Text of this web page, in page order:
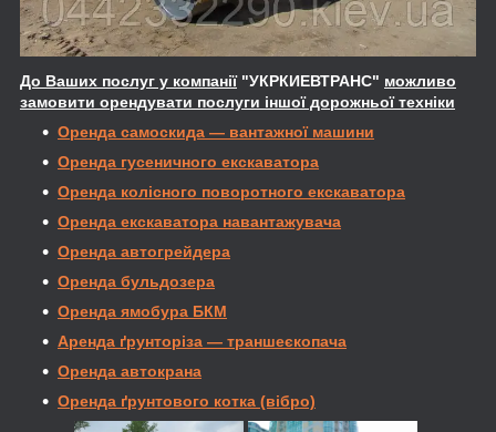
До Ваших послуг у компанії"УКРКИЕВТРАНС" можливо
замовити орендувати послуги іншої дорожньої техніки
Оренда самоскида — вантажної машини
Оренда гусеничного екскаватора
Оренда колісного поворотного екскаватора
Оренда екскаватора навантажувача
Оренда автогрейдера
Оренда бульдозера
Оренда ямобура БКМ
Аренда ґрунторіза — траншеєкопача
Оренда автокрана
Оренда ґрунтового котка (вібро)